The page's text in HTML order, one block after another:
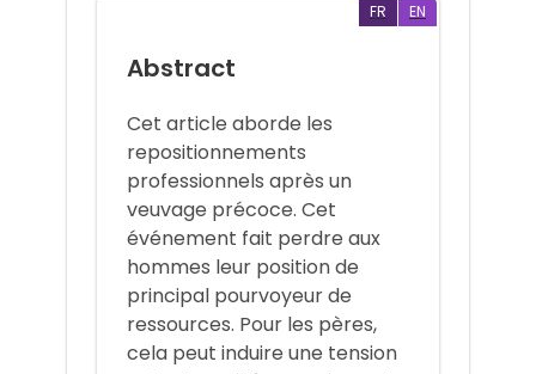
FR EN
Abstract
Cet article aborde les
repositionnements
professionnels après un
veuvage précoce. Cet
événement fait perdre aux
hommes leur position de
principal pourvoyeur de
ressources. Pour les pères,
cela peut induire une tension